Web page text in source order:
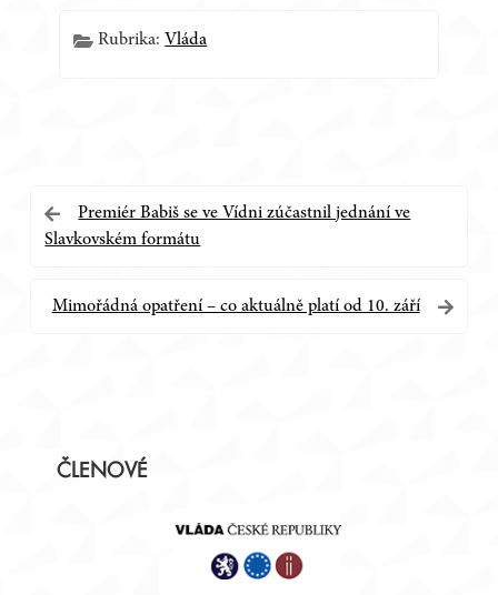
Rubrika: Vláda
Navigace
příspěvek
Premiér Babiš se ve Vídni zúčastnil jednání ve
Slavkovském formátu
Mimořádná opatření – co aktuálně platí od 10. září
ČLENOVÉ